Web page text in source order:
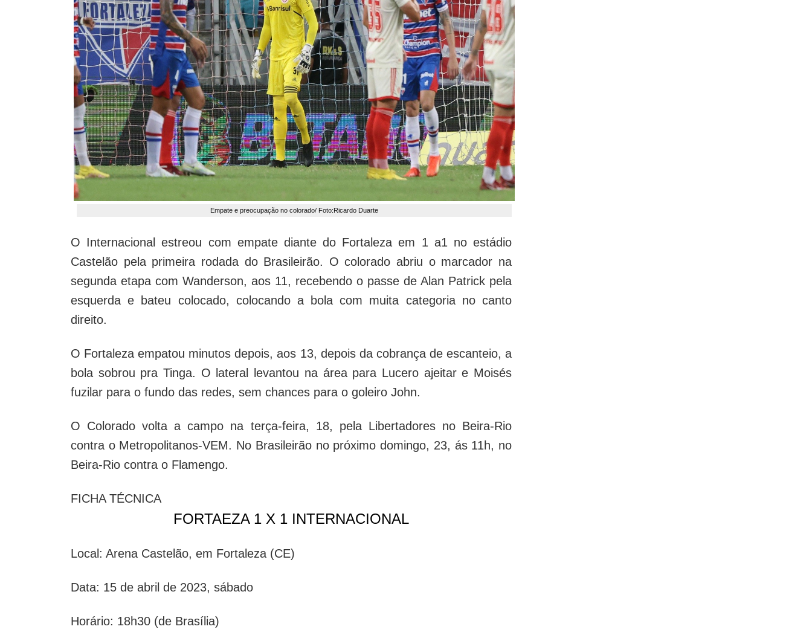
Empate e preocupação no colorado/ Foto:Ricardo Duarte
O Internacional estreou com empate diante do Fortaleza em 1 a1 no estádio
Castelão pela primeira rodada do Brasileirão. O colorado abriu o marcador na
segunda etapa com Wanderson, aos 11, recebendo o passe de Alan Patrick pela
esquerda e bateu colocado, colocando a bola com muita categoria no canto
direito.
O Fortaleza empatou minutos depois, aos 13, depois da cobrança de escanteio, a
bola sobrou pra Tinga. O lateral levantou na área para Lucero ajeitar e Moisés
fuzilar para o fundo das redes, sem chances para o goleiro John.
O Colorado volta a campo na terça-feira, 18, pela Libertadores no Beira-Rio
contra o Metropolitanos-VEM. No Brasileirão no próximo domingo, 23, ás 11h, no
Beira-Rio contra o Flamengo.
FICHA TÉCNICA
FORTAEZA 1 X 1 INTERNACIONAL
Local: Arena Castelão, em Fortaleza (CE)
Data: 15 de abril de 2023, sábado
Horário: 18h30 (de Brasília)